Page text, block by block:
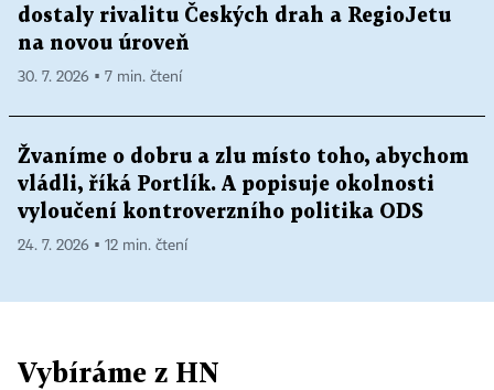
dostaly rivalitu Českých drah a RegioJetu
na novou úroveň
30. 7. 2026 ▪ 7 min. čtení
Žvaníme o dobru a zlu místo toho, abychom
vládli, říká Portlík. A popisuje okolnosti
vyloučení kontroverzního politika ODS
24. 7. 2026 ▪ 12 min. čtení
Vybíráme z HN